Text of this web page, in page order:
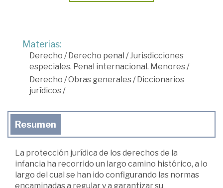
Materias:
Derecho / Derecho penal /Jurisdicciones
especiales. Penal internacional. Menores/
Derecho /Obras generales/ Diccionarios
jurídicos/
Resumen
La protección jurídica de los derechos de la
infancia ha recorrido un largo camino histórico, a lo
largo del cual se han ido configurando las normas
encaminadas a regular y a garantizar su